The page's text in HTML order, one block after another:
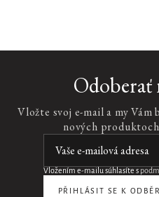
Odoberať
Vložte svoj e-mail a my Vám
nových produktoch
Vložením e-mailu súhlasíte s
PŘIHLÁSIT SE K